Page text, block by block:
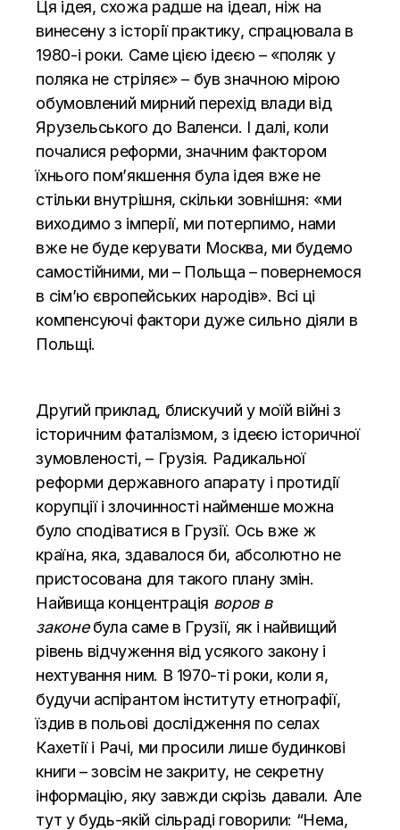
Ця ідея, схожа радше на ідеал, ніж на
винесену з історії практику, спрацювала в
1980-і роки. Саме цією ідеєю – «поляк у
поляка не стріляє» – був значною мірою
обумовлений мирний перехід влади від
Ярузельського до Валенси. І далі, коли
почалися реформи, значним фактором
їхнього пом’якшення була ідея вже не
стільки внутрішня, скільки зовнішня: «ми
виходимо з імперії, ми потерпимо, нами
вже не буде керувати Москва, ми будемо
самостійними, ми – Польща – повернемося
в сім’ю європейських народів». Всі ці
компенсуючі фактори дуже сильно діяли в
Польщі.
Другий приклад, блискучий у моїй війні з
історичним фаталізмом, з ідеєю історичної
зумовленості, – Грузія. Радикальної
реформи державного апарату і протидії
корупції і злочинності найменше можна
було сподіватися в Грузії. Ось вже ж
країна, яка, здавалося би, абсолютно не
пристосована для такого плану змін.
Найвища концентрація воров в
законебула саме в Грузії, як і найвищий
рівень відчуження від усякого закону і
нехтування ним. В 1970-ті роки, коли я,
будучи аспірантом інституту етнографії,
їздив в польові дослідження по селах
Кахетії і Рачі, ми просили лише будинкові
книги – зовсім не закриту, не секретну
інформацію, яку завжди скрізь давали. Але
тут у будь-якій сільраді говорили: “Нема,